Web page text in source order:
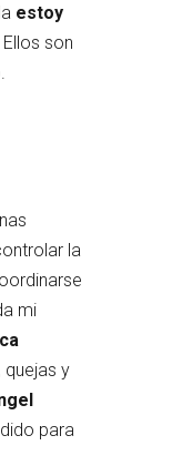
estoy
. Ellos son
la
mi
quejas y
para